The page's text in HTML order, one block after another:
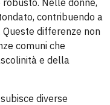
Nelle donne,
contribuendo a
differenze non
comuni che
e della
diverse